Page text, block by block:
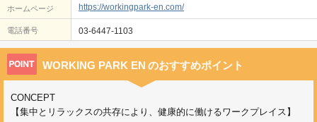
ホームページ https://workingpark-en.com/
電話番号 03-6447-1103
WORKING PARK EN のおすすめポイント
CONCEPT
【集中とリラックスの共存により、健康的に働けるワークプレイス】